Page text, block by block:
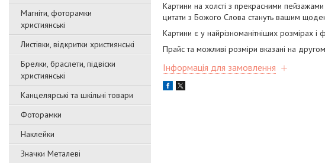
Магніти, фоторамки
християнські
Листівки, відкритки християнські
Брелки, браслети, підвіски
християнські
Канцелярські та шкільні товари
Фоторамки
Наклейки
Значки Металеві
Картини на холсті з прекрасними
цитати з Божого Слова стануть вашим
Картини є у найрізноманітніших розмірах і
Прайс та можливі розміри вказані на
Інформація для замовлення